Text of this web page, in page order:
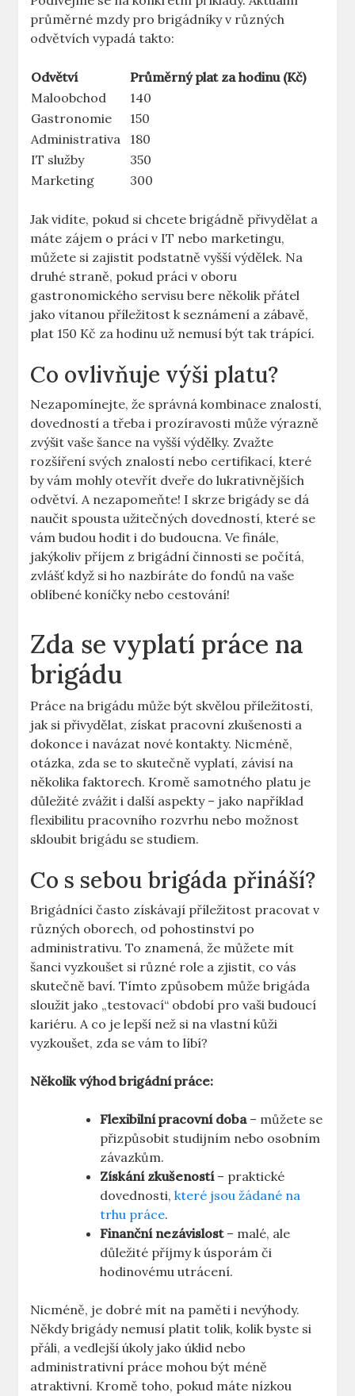
průměrné mzdy pro brigádníky v různých
odvětvích vypadá takto:
Odvětví
Průměrný plat za hodinu (Kč)
Maloobchod
140
Gastronomie
150
Administrativa
180
IT služby
350
Marketing
300
Jak vidíte, pokud si chcete brigádně přivydělat a
máte zájem o práci v IT nebo marketingu,
můžete si zajistit podstatně vyšší výdělek. Na
druhé straně, pokud práci v oboru
gastronomického servisu bere několik přátel
jako vítanou příležitost k seznámení a zábavě,
plat 150 Kč za hodinu už nemusí být tak trápící.
Co ovlivňuje výši platu?
Nezapomínejte, že správná kombinace znalostí,
dovedností a třeba i prozíravosti může výrazně
zvýšit vaše šance na vyšší výdělky. Zvažte
rozšíření svých znalostí nebo certifikací, které
by vám mohly otevřít dveře do lukrativnějších
odvětví. A nezapomeňte! I skrze brigády se dá
naučit spousta užitečných dovedností, které se
vám budou hodit i do budoucna. Ve finále,
jakýkoliv příjem z brigádní činnosti se počítá,
zvlášť když si ho nazbíráte do fondů na vaše
oblíbené koníčky nebo cestování!
Zda se vyplatí práce na
brigádu
Práce na brigádu může být skvělou příležitostí,
jak si přivydělat, získat pracovní zkušenosti a
dokonce i navázat nové kontakty. Nicméně,
otázka, zda se to skutečně vyplatí, závisí na
několika faktorech. Kromě samotného platu je
důležité zvážit i další aspekty – jako například
flexibilitu pracovního rozvrhu nebo možnost
skloubit brigádu se studiem.
Co s sebou brigáda přináší?
Brigádníci často získávají příležitost pracovat v
různých oborech, od pohostinství po
administrativu. To znamená, že můžete mít
šanci vyzkoušet si různé role a zjistit, co vás
skutečně baví. Tímto způsobem může brigáda
sloužit jako „testovací“ období pro vaši budoucí
kariéru. A co je lepší než si na vlastní kůži
vyzkoušet, zda se vám to líbí?
Několik výhod brigádní práce:
Flexibilní pracovní doba– můžete se
přizpůsobit studijním nebo osobním
závazkům.
Získání zkušeností– praktické
dovednosti,které jsou žádané na
trhu práce.
Finanční nezávislost– malé, ale
důležité příjmy k úsporám či
hodinovému utrácení.
Nicméně, je dobré mít na paměti i nevýhody.
Někdy brigády nemusí platit tolik, kolik byste si
přáli, a vedlejší úkoly jako úklid nebo
administrativní práce mohou být méně
atraktivní. Kromě toho, pokud máte nízkou